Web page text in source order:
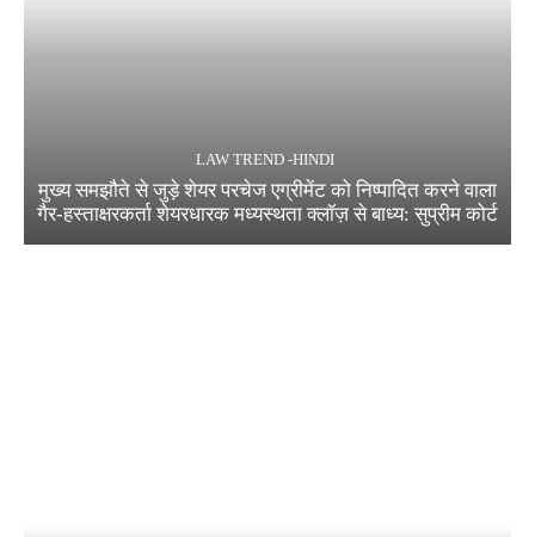
LAW TREND -HINDI
मुख्य समझौते से जुड़े शेयर परचेज एग्रीमेंट को निष्पादित करने वाला
गैर-हस्ताक्षरकर्ता शेयरधारक मध्यस्थता क्लॉज़ से बाध्य: सुप्रीम कोर्ट